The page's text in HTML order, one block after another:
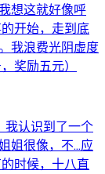
想这就好像呼
开始，走到底
我浪费光阴虚度
奖励五元）
我认识到了一个
姐很像，不…应
时候，十八直